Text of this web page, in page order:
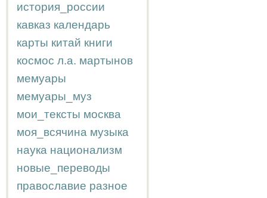
история_россии
кавказ календарь
карты китай книги
космос л.а. мартынов
мемуары
мемуары_муз
мои_тексты москва
моя_всячина музыка
наука национализм
новые_переводы
православие разное